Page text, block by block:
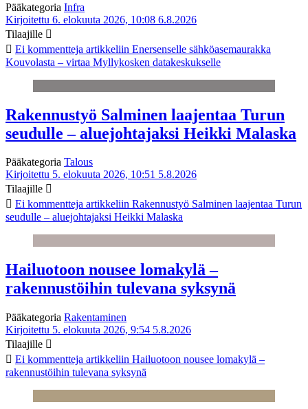
Pääkategoria Infra
Kirjoitettu 6. elokuuta 2026, 10:08 6.8.2026
Tilaajille
Ei kommentteja artikkeliin Enersenselle sähköasemaurakka
Kouvolasta – virtaa Myllykosken datakeskukselle
Rakennustyö Salminen laajentaa Turun
seudulle – aluejohtajaksi Heikki Malaska
Pääkategoria Talous
Kirjoitettu 5. elokuuta 2026, 10:51 5.8.2026
Tilaajille
Ei kommentteja artikkeliin Rakennustyö Salminen laajentaa Turun
seudulle – aluejohtajaksi Heikki Malaska
Hailuotoon nousee lomakylä –
rakennustöihin tulevana syksynä
Pääkategoria Rakentaminen
Kirjoitettu 5. elokuuta 2026, 9:54 5.8.2026
Tilaajille
Ei kommentteja artikkeliin Hailuotoon nousee lomakylä –
rakennustöihin tulevana syksynä